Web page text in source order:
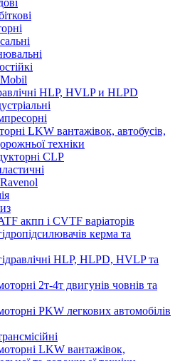
HLP, HVLP и HLPD
LKW вантажівок, автобусів,
техніки
CLP
акпп і CVTF варіаторів
керма та
HLP, HLPD, HVLP та
2т-4т двигунів човнів та
PKW легкових автомобілів
LKW вантажівок,